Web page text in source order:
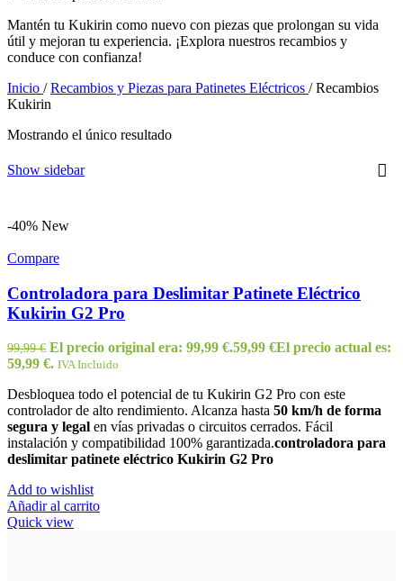
Mantén tu Kukirin como nuevo con piezas que prolongan su vida
útil y mejoran tu experiencia. ¡Explora nuestros recambios y
conduce con confianza!
Inicio / Recambios y Piezas para Patinetes Eléctricos / Recambios
Kukirin
Mostrando el único resultado
Show sidebar
-40% New
Compare
Controladora para Deslimitar Patinete Eléctrico
Kukirin G2 Pro
99,99€ El precio original era: 99,99 €.59,99 €El precio actual es:
59,99 €. IVA Incluido
Desbloquea todo el potencial de tu Kukirin G2 Pro con este
controlador de alto rendimiento. Alcanza hasta 50 km/h de forma
segura y legal en vías privadas o circuitos cerrados. Fácil
instalación y compatibilidad 100% garantizada.controladora para
deslimitar patinete eléctrico Kukirin G2 Pro
Add to wishlist
Añadir al carrito
Quick view